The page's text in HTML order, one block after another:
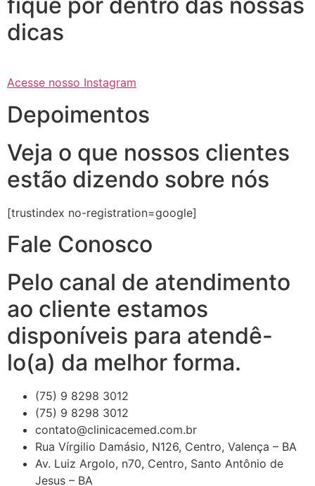
fique por dentro das nossas
dicas
Acesse nosso Instagram
Depoimentos
Veja o que nossos clientes
estão dizendo sobre nós
[trustindex no-registration=google]
Fale Conosco
Pelo canal de atendimento
ao cliente estamos
disponíveis para atendê-
lo(a) da melhor forma.
(75) 9 8298 3012
(75) 9 8298 3012
contato@clinicacemed.com.br
Rua Vírgilio Damásio, N126, Centro, Valença – BA
Av. Luiz Argolo, n70, Centro, Santo Antônio de
Jesus – BA